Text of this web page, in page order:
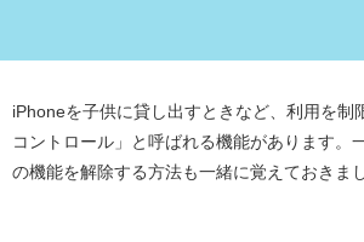
iPhoneを子供に貸し出すときなど、利用を制
コントロール」と呼ばれる機能があります。
の機能を解除する方法も一緒に覚えておきま